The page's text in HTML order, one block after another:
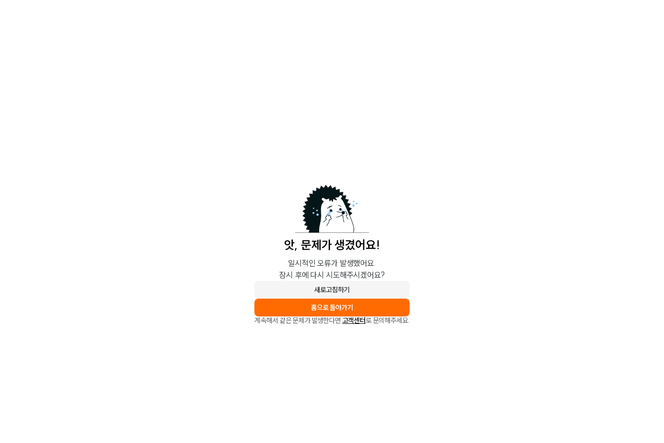
앗, 문제가 생겼어요!
일시적인 오류가 발생했어요.
잠시 후에 다시 시도해주시겠어요?
새로고침하기
홈으로 돌아가기
계속해서 같은 문제가 발생한다면 고객센터로 문의해주세요.